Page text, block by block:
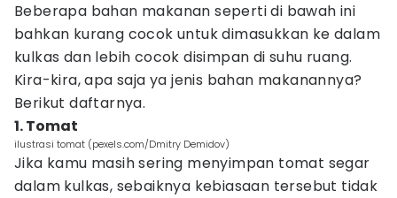
Beberapa bahan makanan seperti di bawah ini
bahkan kurang cocok untuk dimasukkan ke dalam
kulkas dan lebih cocok disimpan di suhu ruang.
Kira-kira, apa saja ya jenis bahan makanannya?
Berikut daftarnya.
1. Tomat
ilustrasi tomat (pexels.com/Dmitry Demidov)
Jika kamu masih sering menyimpan tomat segar
dalam kulkas, sebaiknya kebiasaan tersebut tidak